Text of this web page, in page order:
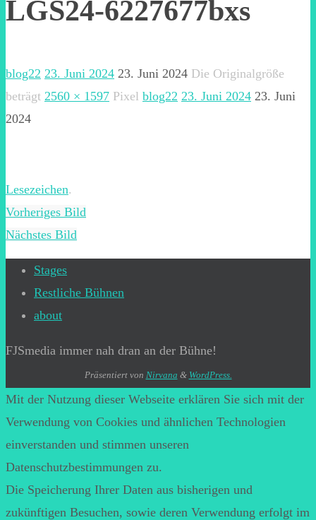
LGS24-6227677bxs
blog22 23. Juni 2024 23. Juni 2024 Die Originalgröße
beträgt 2560 × 1597 Pixel blog22 23. Juni 2024 23. Juni
2024
Lesezeichen.
Vorheriges Bild
Nächstes Bild
Stages
Restliche Bühnen
about
FJSmedia immer nah dran an der Bühne!
Präsentiert von Nirvana & WordPress.
Mit der Nutzung dieser Webseite erklären Sie sich mit der
Verwendung von Cookies und ähnlichen Technologien
einverstanden und stimmen unseren
Datenschutzbestimmungen zu.
Die Speicherung Ihrer Daten aus bisherigen und
zukünftigen Besuchen, sowie deren Verwendung erfolgt im